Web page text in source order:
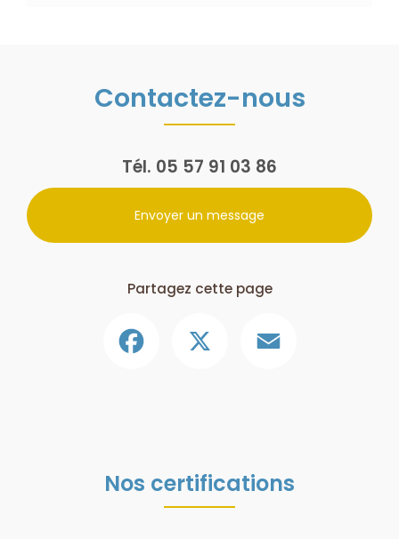
Contactez-nous
Tél. 05 57 91 03 86
Envoyer un message
Partagez cette page
Nos certifications